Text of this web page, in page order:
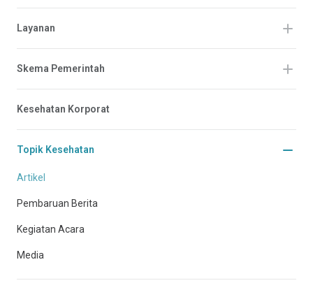
Layanan
Skema Pemerintah
Kesehatan Korporat
Topik Kesehatan
Artikel
Pembaruan Berita
Kegiatan Acara
Media